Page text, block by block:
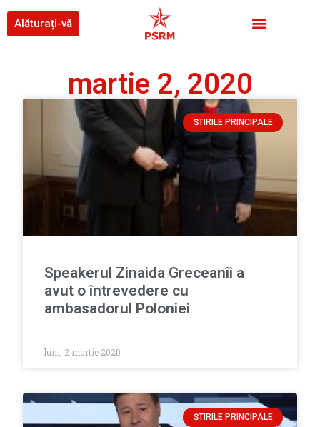
Alăturați-vă
martie 2, 2020
ȘTIRILE PRINCIPALE
Speakerul Zinaida Greceanîi a
avut o întrevedere cu
ambasadorul Poloniei
luni, 2 martie 2020
ȘTIRILE PRINCIPALE